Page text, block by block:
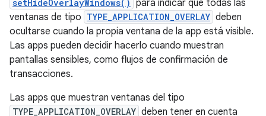
setHideOverlayWindows() para indicar que todas las
ventanas de tipo TYPE_APPLICATION_OVERLAY deben
ocultarse cuando la propia ventana de la app está visible.
Las apps pueden decidir hacerlo cuando muestran
pantallas sensibles, como flujos de confirmación de
transacciones.
Las apps que muestran ventanas del tipo
TYPE_APPLICATION_OVERLAY deben tener en cuenta